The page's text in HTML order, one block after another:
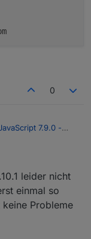
0
7.9.0 -
ich wieder den
habe.
Der generierte
einen Wert
es natürlich nicht
leider nicht
einmal so
Probleme